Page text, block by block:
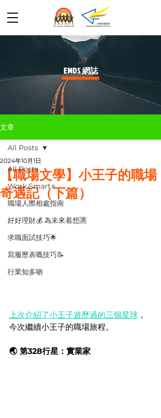
​EMDS 網誌
文章
All Posts
Work Smart⭐️
職場人際相處指南
好好理財💰 為未來着想🈵
求職面試技巧🌟
寫履歷表嘅技巧📝
行業知多啲
All Posts
【職場文學】小王子的職場
奇遇記（下篇）
2024年10月1日
上次介紹了小王子遊歷過的三個星球 ，
今次繼續小王子的職場旅程。
🌏 第328行星：實業家